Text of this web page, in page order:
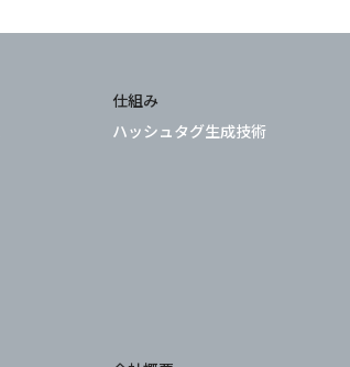
仕組み
ハッシュタグ生成技術